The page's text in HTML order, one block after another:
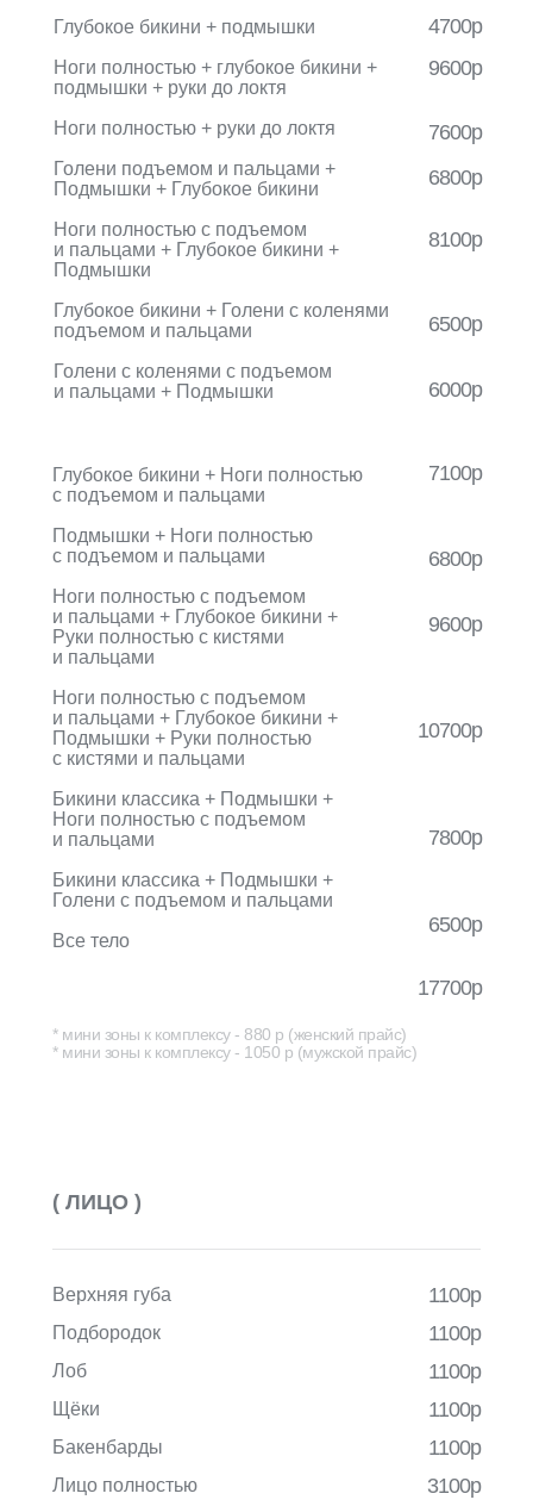
Глубокое бикини + подмышки
Ноги полностью + глубокое бикини +
подмышки + руки до локтя
Ноги полностью + руки до локтя
Голени подъемом и пальцами +
Подмышки + Глубокое бикини
Ноги полностью с подъемом
и пальцами + Глубокое бикини +
Подмышки
Глубокое бикини + Голени с коленями
подъемом и пальцами
Голени с коленями с подъемом
и пальцами + Подмышки
4700р
* мини зоны к комплексу - 880 р (женский прайс)
* мини зоны к комплексу - 1050 р (мужской прайс)
Глубокое бикини + Ноги полностью
с подъемом и пальцами
Подмышки + Ноги полностью
с подъемом и пальцами
Ноги полностью с подъемом
и пальцами + Глубокое бикини +
Руки полностью с кистями
и пальцами
Ноги полностью с подъемом
и пальцами + Глубокое бикини +
Подмышки + Руки полностью
с кистями и пальцами
Бикини классика + Подмышки +
Ноги полностью с подъемом
и пальцами
Бикини классика + Подмышки +
Голени с подъемом и пальцами
Все тело
7100р
9600р
6500р
17700р
6000р
7600р
6800р
8100р
9600р
6500р
7800р
10700р
6800р
( ЛИЦО )
Верхняя губа
Подбородок
Лоб
Щёки
Бакенбарды
Лицо полностью
1100р
3100р
1100р
1100р
1100р
1100р